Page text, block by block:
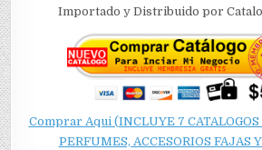
Importado y Distribuido por
Comprar Aqui (INCLUYE 7 CATALOGOS
PERFUMES, ACCESORIOS FAJAS